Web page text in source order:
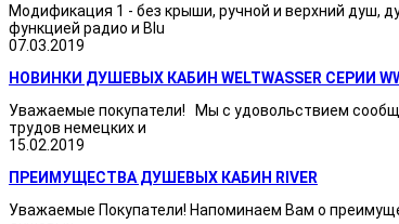
Модификация 1 - без крыши, ручной и верхний душ,
функцией радио и Blu
07.03.2019
НОВИНКИ ДУШЕВЫХ КАБИН WELTWASSER СЕРИИ
Уважаемые покупатели! Мы с удовольствием
трудов немецких и
15.02.2019
ПРЕИМУЩЕСТВА ДУШЕВЫХ КАБИН RIVER
Уважаемые Покупатели! Напоминаем Вам о